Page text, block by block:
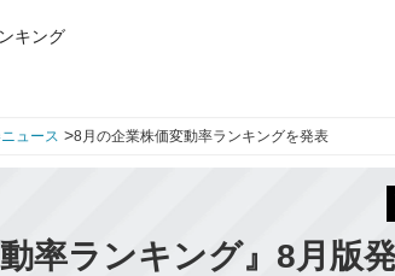
キング
ュース >8月の企業株価変動率ランキングを発表
動率ランキング』8月版